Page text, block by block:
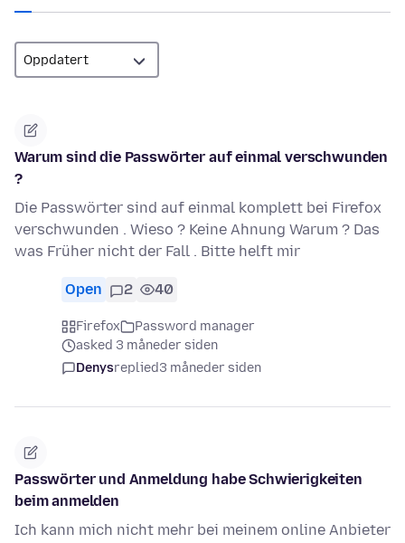
Warum sind die Passwörter auf einmal verschwunden
?
Die Passwörter sind auf einmal komplett bei Firefox
verschwunden . Wieso ? Keine Ahnung Warum ? Das
was Früher nicht der Fall . Bitte helft mir
Open 2 40
Firefox
Password manager
asked 3 måneder siden
Denysreplied3 måneder siden
Passwörter und Anmeldung habe Schwierigkeiten
beim anmelden
Ich kann mich nicht mehr bei meinem online Anbieter